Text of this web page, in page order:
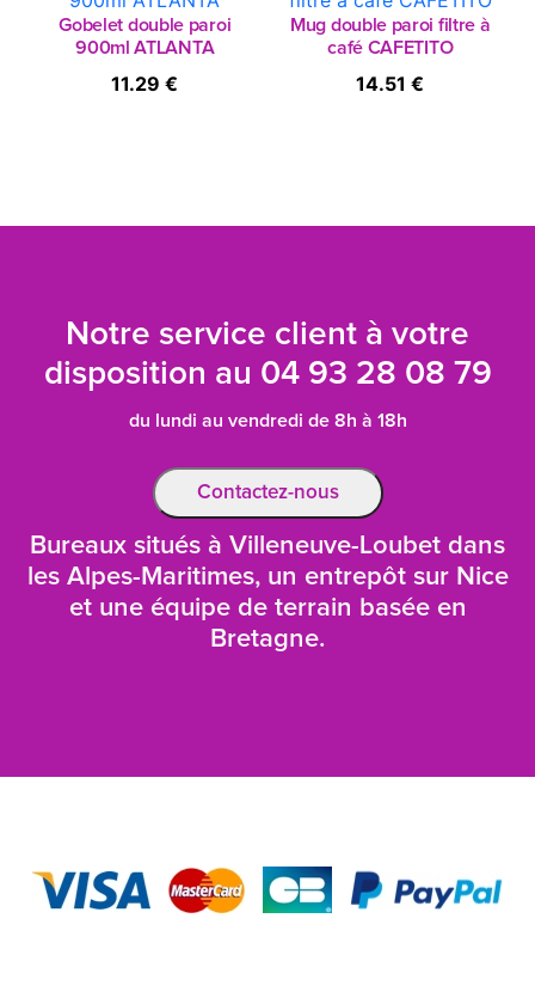
Gobelet double paroi
900ml ATLANTA
11.29 €
Mug double paroi filtre à
café CAFETITO
14.51 €
Notre service client à votre
disposition au 04 93 28 08 79
du lundi au vendredi de 8h à 18h
Contactez-nous
Bureaux situés à Villeneuve-Loubet dans
les Alpes-Maritimes, un entrepôt sur Nice
et une équipe de terrain basée en
Bretagne.